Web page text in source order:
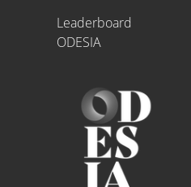
Leaderboard
ODESIA